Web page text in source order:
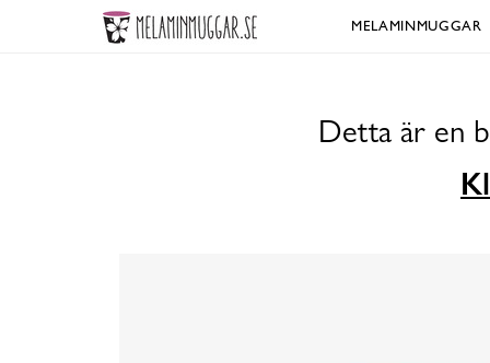
MELAMINMUGGAR
Detta är en